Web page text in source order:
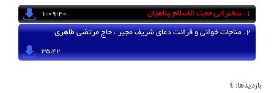
1. سخنرانی حجت الاسلام پناهیان 1:09:20
2. مناجات خوانی و قرائت دعای شریف مجیر ، حاج مرتضی طاهری
35:42
بازدیدها: 4